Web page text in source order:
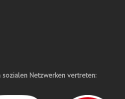
Netzwerken vertreten: